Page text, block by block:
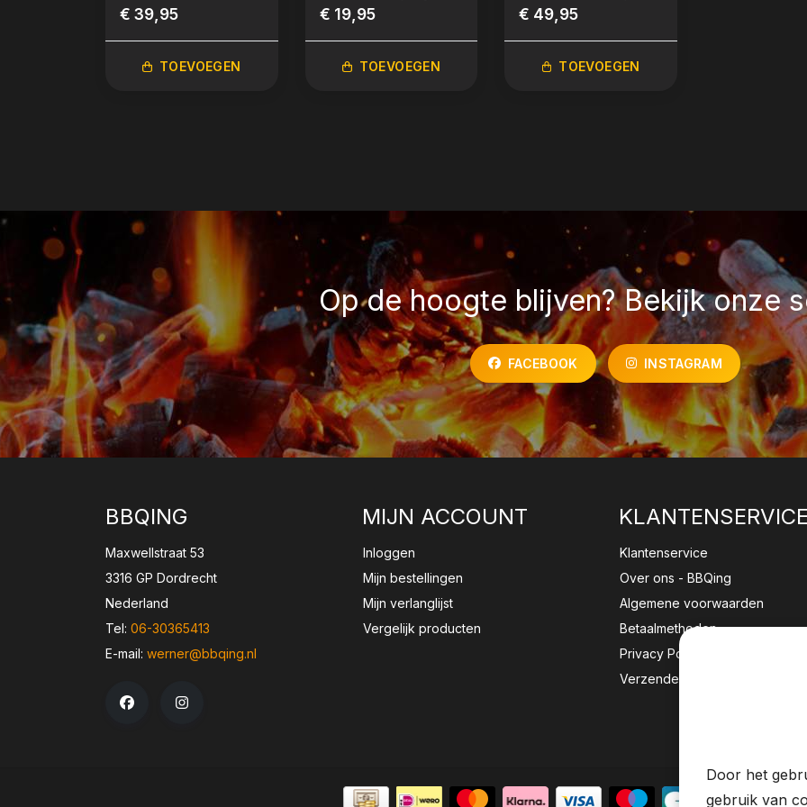
(Handschoenen)
€ 39,95
TOEVOEGEN
ml
€ 19,95
TOEVOEGEN
€ 49,95
TOEVOEGEN
Op de hoogte blijven? Bekijk onze
FACEBOOK INSTAGRAM
BBQING
Maxwellstraat 53
3316 GP Dordrecht
Nederland
Tel: 06-30365413
E-mail: werner@bbqing.nl
MIJN ACCOUNT
Inloggen
Mijn bestellingen
Mijn verlanglijst
Vergelijk producten
KLANTENSERVICE
Klantenservice
Over ons - BBQing
Algemene voorwaarden
Betaalmethoden
Privacy Policy
Verzenden & retourneren
Door het
gebruik van